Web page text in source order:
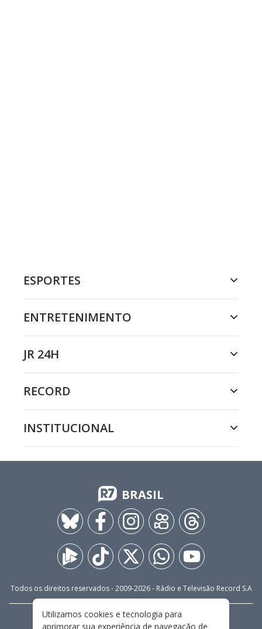
ESPORTES
ENTRETENIMENTO
JR 24H
RECORD
INSTITUCIONAL
BRASIL
Todos os direitos reservados - 2009-2026- Rádio e Televisão Record S.A
FALE CONOSCO PRIVACIDADE
Utilizamos cookies e tecnologia para
aprimorar sua experiência de navegação de